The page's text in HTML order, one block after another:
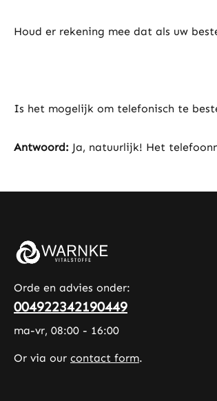
Houd er rekening mee dat als uw
Is het mogelijk om telefonisch te
Antwoord: Ja, natuurlijk! Het
Orde en advies onder:
004922342190449
ma-vr, 08:00 - 16:00
Or via our contact form.